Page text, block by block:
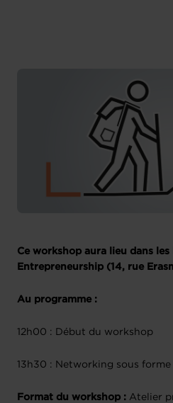
Ce workshop aura lieu dans
Entrepreneurship (14, rue
Au programme :
12h00 : Début du workshop
13h30 : Networking sous
Format du workshop : Atelier